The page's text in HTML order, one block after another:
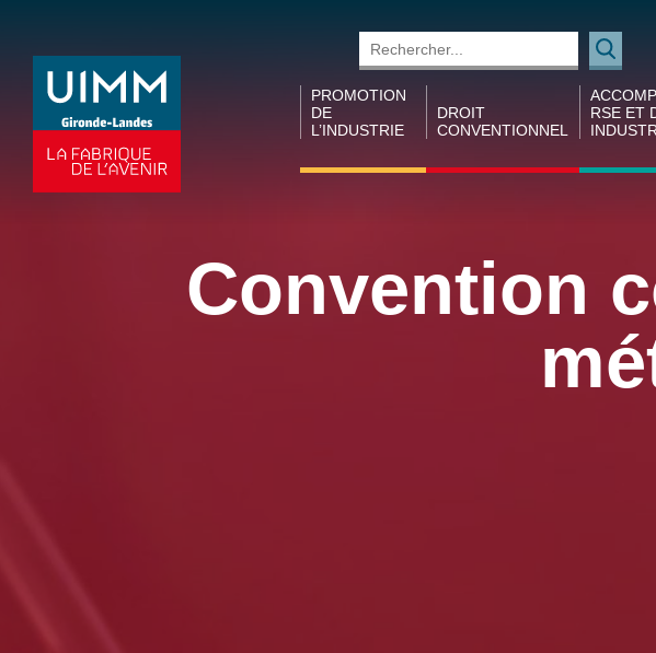
Rechercher
PROMOTION
DE
L’INDUSTRIE
d’apprentissage
(ARDACT)
DROIT
CONVENTIONNEL
Convention
collective nationale
I&C
Accords nationaux
RSE ET
Conseil
Convention